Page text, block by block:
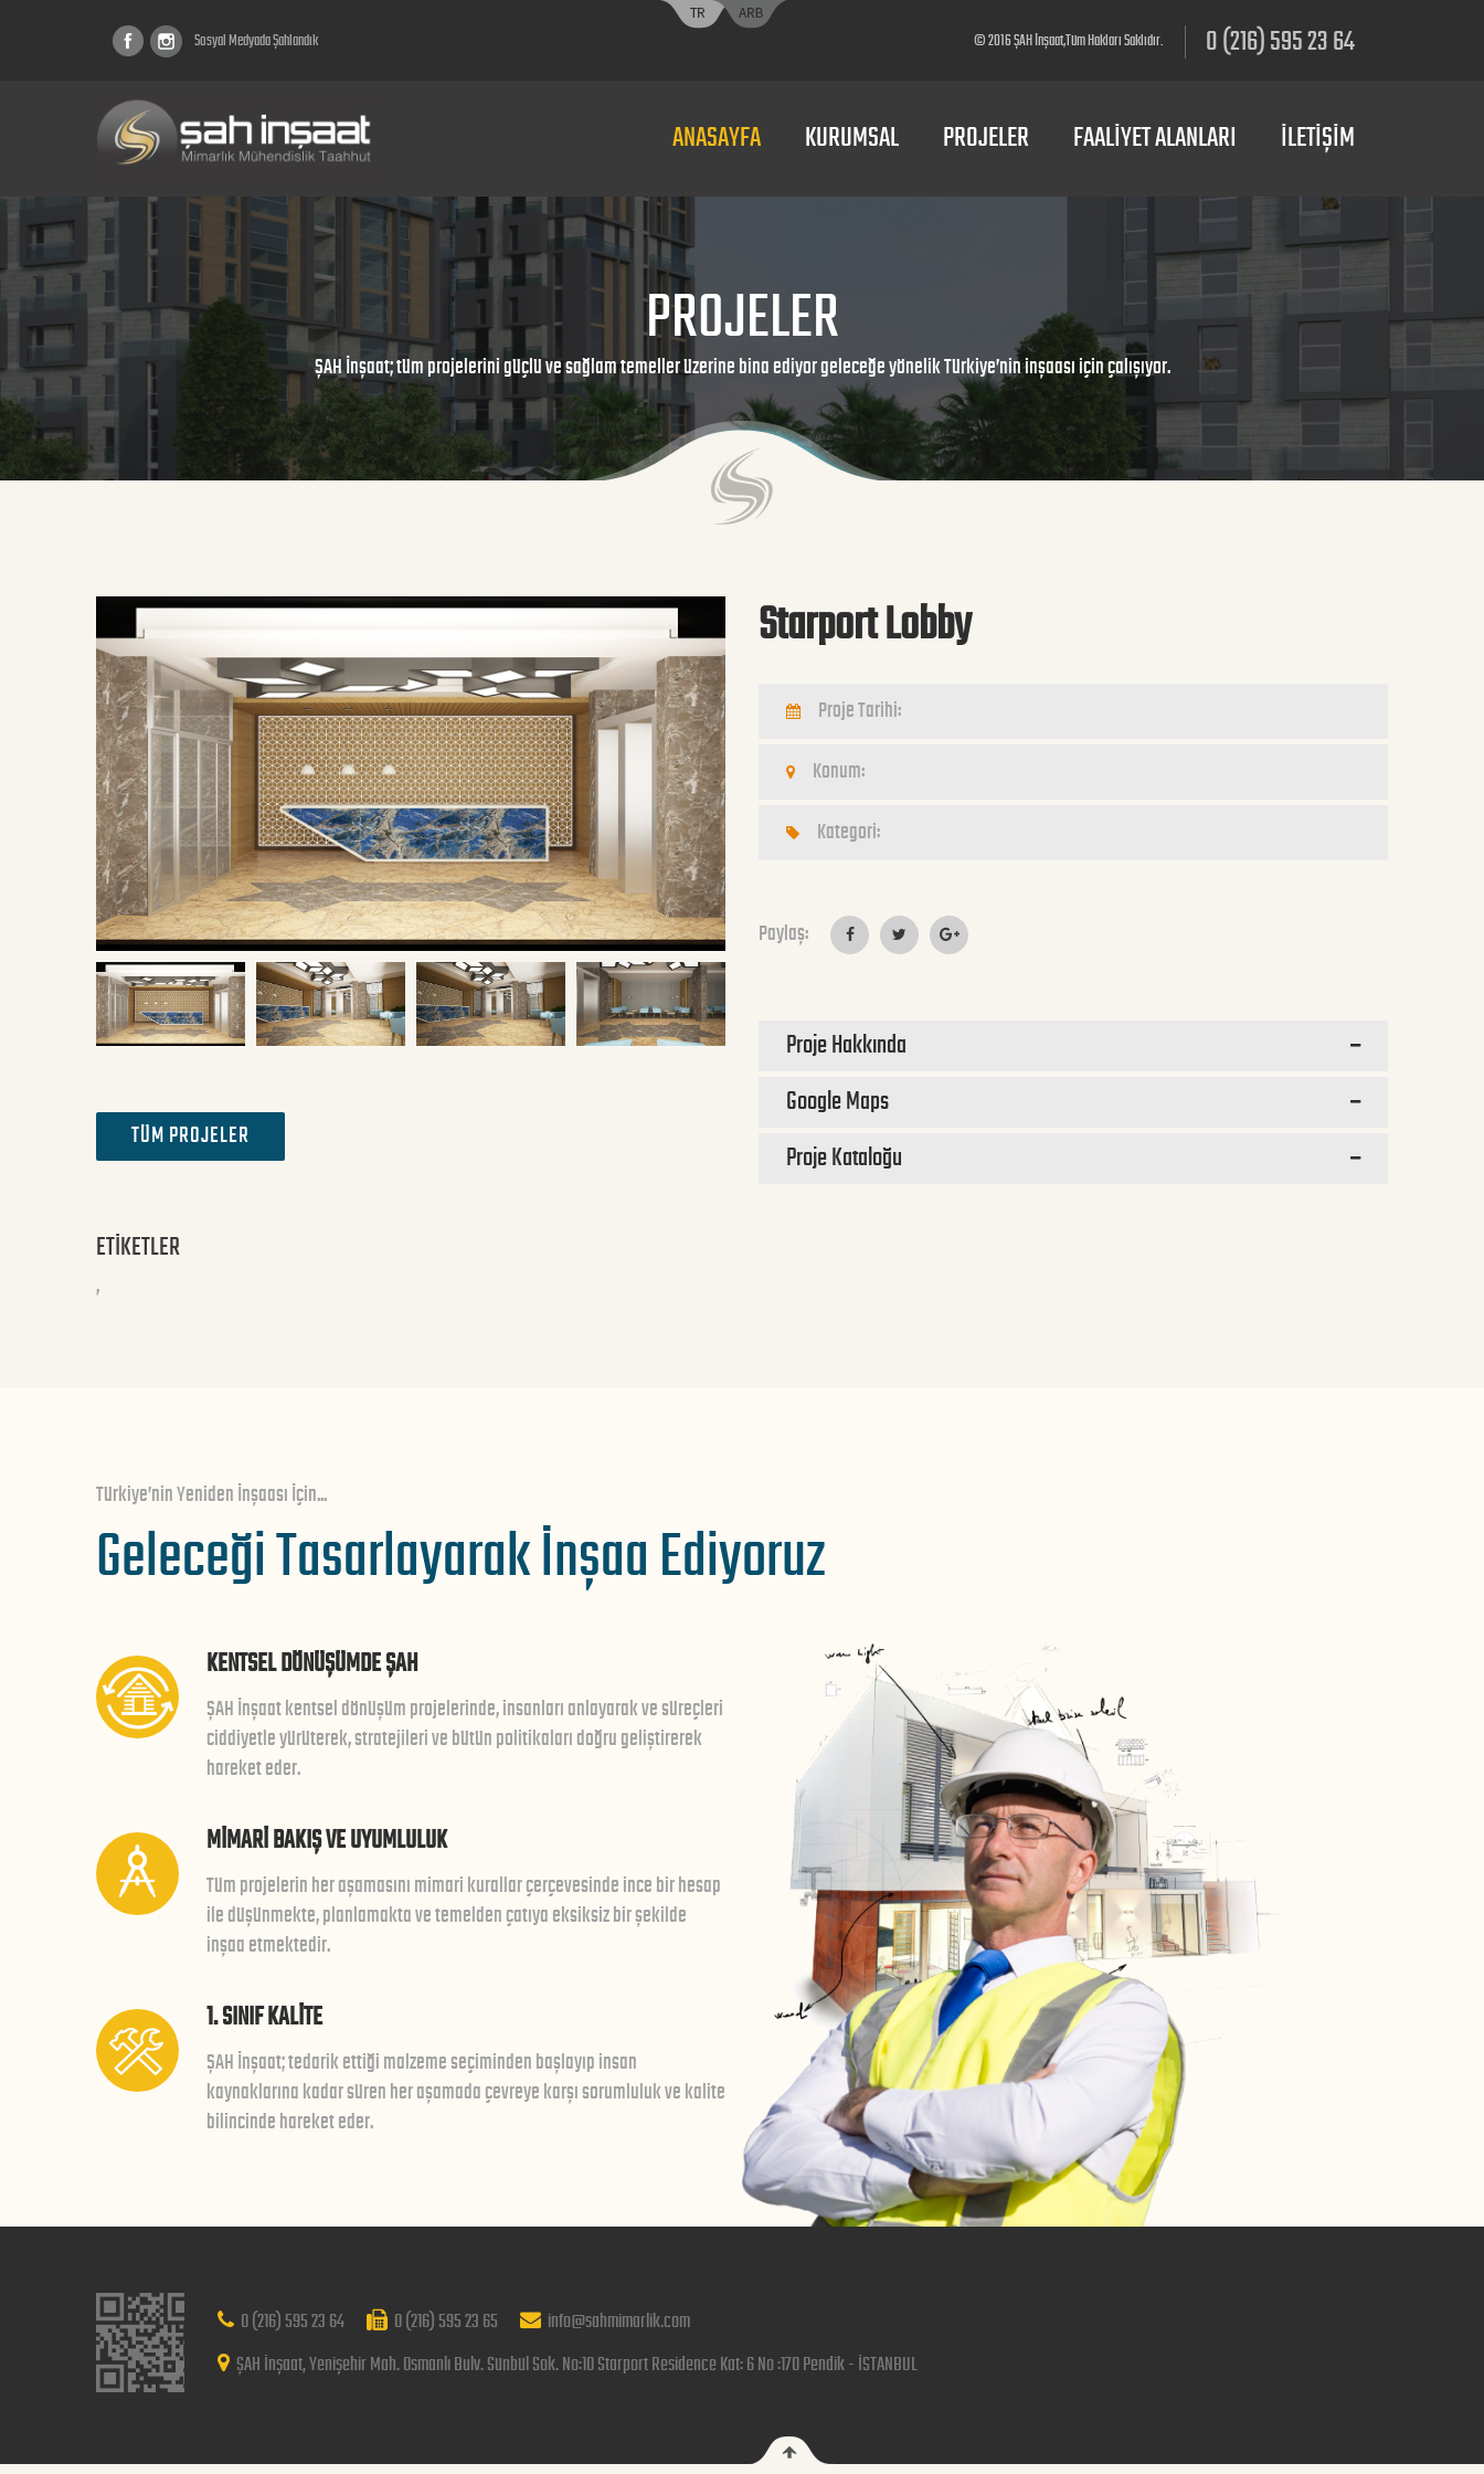
Sosyal Medyada Şahlandık © 2016 ŞAH İnşaat,Tüm Hakları Saklıdır. 0 (216) 595 23 64
ANASAYFA KURUMSAL PROJELER FAALİYET ALANLARI İLETİŞİM
PROJELER
ŞAH İnşaat; tüm projelerini güçlü ve sağlam temeller üzerine bina ediyor geleceğe yönelik Türkiye’nin inşaası için çalışıyor.
TÜM PROJELER
ETİKETLER
,
Starport Lobby
Proje Tarihi:
Konum:
Kategori:
Paylaş:
Proje Hakkında
Google Maps
Proje Kataloğu
Türkiye’nin Yeniden İnşaası İçin...
Geleceği Tasarlayarak İnşaa Ediyoruz
KENTSEL DÖNÜŞÜMDE ŞAH
ŞAH İnşaat kentsel dönüşüm projelerinde, insanları anlayarak ve süreçleri
ciddiyetle yürüterek, stratejileri ve bütün politikaları doğru geliştirerek
hareket eder.
MİMARİ BAKIŞ VE UYUMLULUK
Tüm projelerin her aşamasını mimari kurallar çerçevesinde ince bir hesap
ile düşünmekte, planlamakta ve temelden çatıya eksiksiz bir şekilde
inşaa etmektedir.
1. SINIF KALİTE
ŞAH İnşaat; tedarik ettiği malzeme seçiminden başlayıp insan
kaynaklarına kadar süren her aşamada çevreye karşı sorumluluk ve kalite
bilincinde hareket eder.
0 (216) 595 23 64 0 (216) 595 23 65 info@sahmimarlik.com
ŞAH İnşaat, Yenişehir Mah. Osmanlı Bulv. Sünbül Sok. No:10 Starport Residence Kat: 6 No :170 Pendik - İSTANBUL